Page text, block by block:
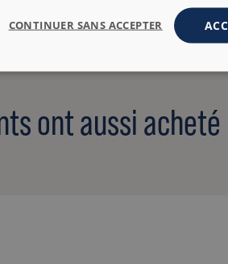
ont aussi acheté
CONTINUER SANS ACCEPTER